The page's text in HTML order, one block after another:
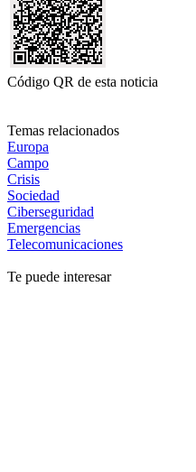
Código QR de esta noticia
Temas relacionados
Europa
Campo
Crisis
Sociedad
Ciberseguridad
Emergencias
Telecomunicaciones
Te puede interesar